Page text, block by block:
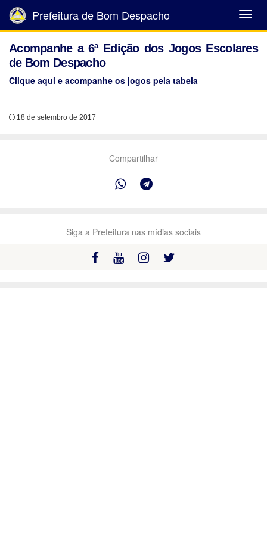
Abrir
Menu
Prefeitura de Bom Despacho
Acompanhe a 6ª Edição dos Jogos Escolares
de Bom Despacho
Clique aqui e acompanhe os jogos pela tabela
18 de setembro de 2017
Compartilhar
Siga a Prefeitura nas mídias sociais